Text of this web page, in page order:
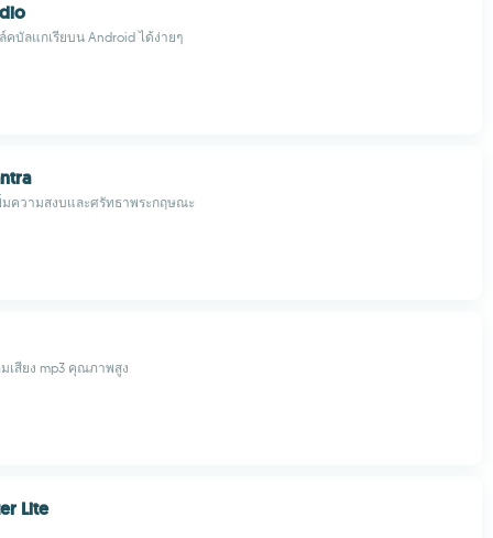
คบัลแกเรียบน Android ได้ง่ายๆ
ความสงบและศรัทธาพระกฤษณะ
เสียง mp3 คุณภาพสูง
Lite